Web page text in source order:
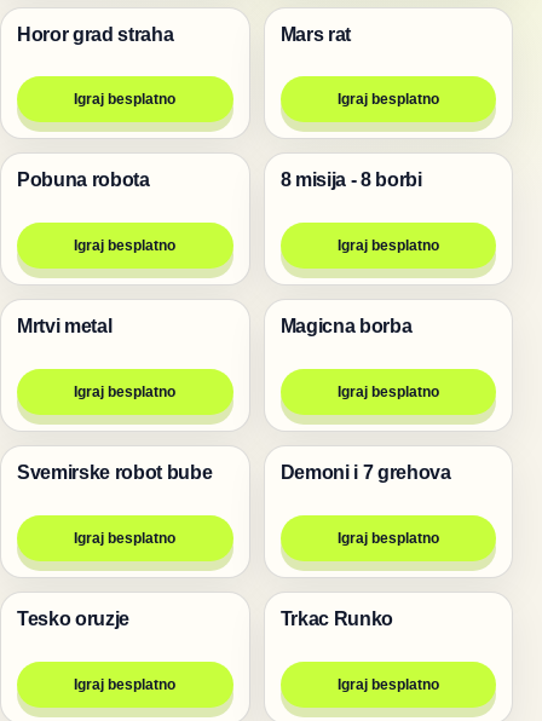
Pucanje
Horor grad straha
Igraj besplatno
Pucanje
Mars rat
Igraj besplatno
Pucanje
Pobuna robota
Igraj besplatno
Pucanje
8 misija - 8 borbi
Igraj besplatno
Pucanje
Mrtvi metal
Igraj besplatno
Pucanje
Magicna borba
Igraj besplatno
Pucanje
Svemirske robot bube
Igraj besplatno
Pucanje
Demoni i 7 grehova
Igraj besplatno
Pucanje
Tesko oruzje
Igraj besplatno
Pucanje
Trkac Runko
Igraj besplatno